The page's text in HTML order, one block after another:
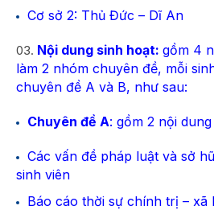
Cơ sở 2: Thủ Đức – Dĩ An
Nội dung sinh hoạt: gồm 4
làm 2 nhóm chuyên đề, mỗi
chuyên đề A và B, như sau:
Chuyên đề A: gồm 2 nội dung
Các vấn đề pháp luật và sở
sinh viên
Báo cáo thời sự chính trị – xã